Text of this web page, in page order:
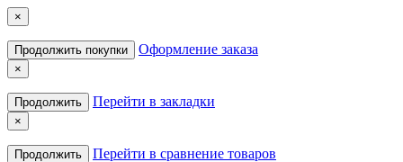
×
Продолжить покупки Оформление заказа
×
Продолжить Перейти в закладки
×
Продолжить Перейти в сравнение товаров